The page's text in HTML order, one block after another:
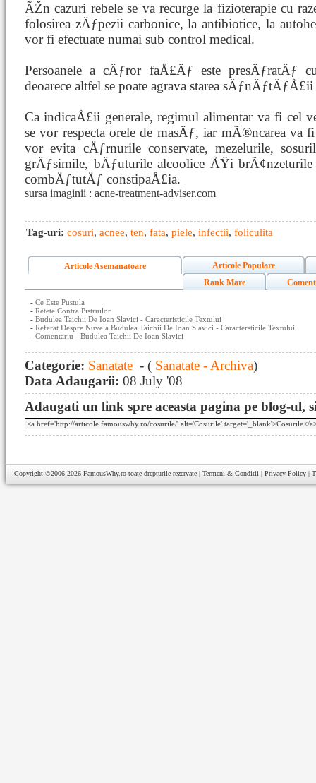
ÃŽn cazuri rebele se va recurge la fizioterapie cu
folosirea zÄƒpezii carbonice, la antibiotice, la
vor fi efectuate numai sub control medical.
Persoanele a cÄƒror faÅ£Äƒ este presÄƒratÄƒ
deoarece altfel se poate agrava starea
Ca indicaÅ£ii generale, regimul alimentar va fi cel
se vor respecta orele de masÄƒ, iar mÃ®ncarea va
vor evita cÄƒrnurile conservate, mezelurile,
grÄƒsimile, bÄƒuturile alcoolice ÅŸi brÃ¢nzeturile
combÄƒtutÄƒ constipaÅ£ia.
sursa imaginii : acne-treatment-adviser.com
Tag-uri: cosuri, acnee, ten, fata, piele, infectii, foliculita
Articole Asemanatoare
Articole Populare
Rank Mare
- Ce Este Pustula
- Retete Contra Pistruilor
- Budulea Taichii De Ioan Slavici - Caracteristicile Textului
- Referat Despre Nuvela Budulea Taichii De Ioan Slavici - Caractersticile Textului
- Comentariu - Budulea Taichii De Ioan Slavici
Categorie: Sanatate - ( Sanatate - Archiva)
Data Adaugarii: 08 July '08
Adaugati un link spre aceasta pagina pe blog-ul,
Copyright ©2006-2026 FamousWhy.ro toate drepturile rezervate | Termeni & Conditii | Privacy Policy |